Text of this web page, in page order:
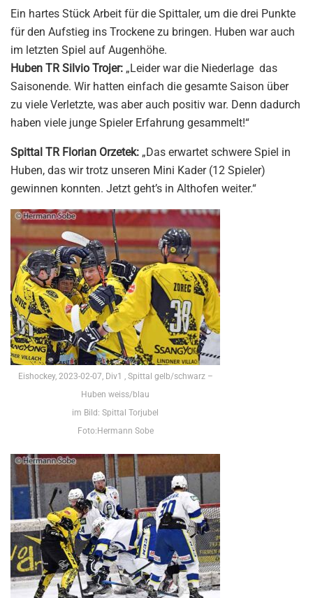
Ein hartes Stück Arbeit für die Spittaler, um die drei Punkte
für den Aufstieg ins Trockene zu bringen. Huben war auch
im letzten Spiel auf Augenhöhe.
Huben TR Silvio Trojer: „Leider war die Niederlage das
Saisonende. Wir hatten einfach die gesamte Saison über
zu viele Verletzte, was aber auch positiv war. Denn dadurch
haben viele junge Spieler Erfahrung gesammelt!“
Spittal TR Florian Orzetek: „Das erwartet schwere Spiel in
Huben, das wir trotz unseren Mini Kader (12 Spieler)
gewinnen konnten. Jetzt geht’s in Althofen weiter.“
Eishockey, 2023-02-07, Div1 , Spittal gelb/schwarz –
Huben weiss/blau
im Bild: Spittal Torjubel
Foto:Hermann Sobe